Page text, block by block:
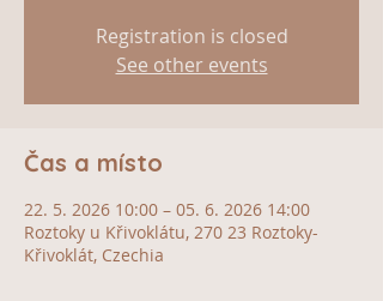
Registration is closed
See other events
Čas a místo
22. 5. 2026 10:00 – 05. 6. 2026 14:00
Roztoky u Křivoklátu, 270 23 Roztoky-
Křivoklát, Czechia